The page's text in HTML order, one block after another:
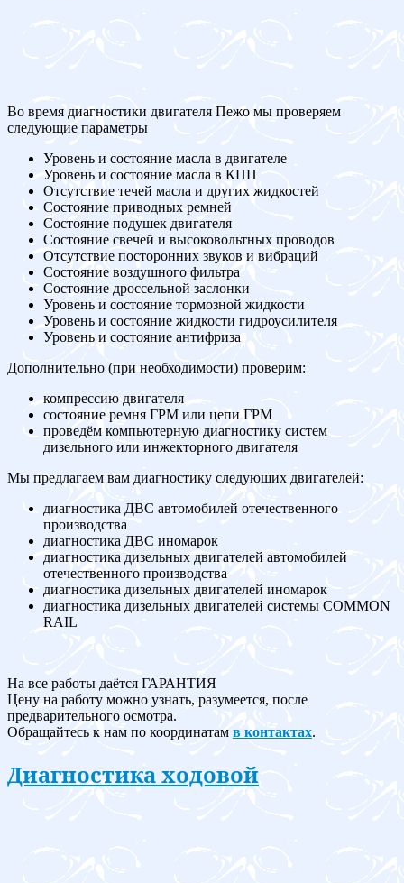
Во время диагностики двигателя Пежо мы проверяем
следующие параметры
Уровень и состояние масла в двигателе
Уровень и состояние масла в КПП
Отсутствие течей масла и других жидкостей
Состояние приводных ремней
Состояние подушек двигателя
Состояние свечей и высоковольтных проводов
Отсутствие посторонних звуков и вибраций
Состояние воздушного фильтра
Состояние дроссельной заслонки
Уровень и состояние тормозной жидкости
Уровень и состояние жидкости гидроусилителя
Уровень и состояние антифриза
Дополнительно (при необходимости) проверим:
компрессию двигателя
состояние ремня ГРМ или цепи ГРМ
проведём компьютерную диагностику систем
дизельного или инжекторного двигателя
Мы предлагаем вам диагностику следующих двигателей:
диагностика ДВС автомобилей отечественного
производства
диагностика ДВС иномарок
диагностика дизельных двигателей автомобилей
отечественного производства
диагностика дизельных двигателей иномарок
диагностика дизельных двигателей системы COMMON
RAIL
На все работы даётся ГАРАНТИЯ
Цену на работу можно узнать, разумеется, после
предварительного осмотра.
Обращайтесь к нам по координатам в контактах.
Диагностика ходовой